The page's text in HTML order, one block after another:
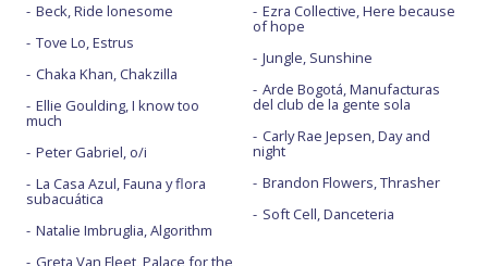
Beck, Ride lonesome
Tove Lo, Estrus
Chaka Khan, Chakzilla
Ellie Goulding, I know too
much
Peter Gabriel, o/i
La Casa Azul, Fauna y flora
subacuática
Natalie Imbruglia, Algorithm
Greta Van Fleet, Palace for the
Ezra Collective, Here because
of hope
Jungle, Sunshine
Arde Bogotá, Manufacturas
del club de la gente sola
Carly Rae Jepsen, Day and
night
Brandon Flowers, Thrasher
Soft Cell, Danceteria